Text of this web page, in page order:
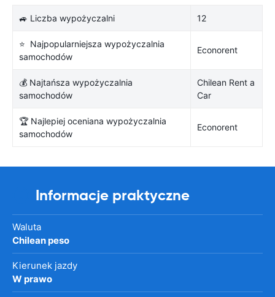
🚙 Liczba wypożyczalni 12
⭐ Najpopularniejsza wypożyczalnia
samochodów
Econorent
💰 Najtańsza wypożyczalnia
samochodów
Chilean Rent a
Car
🏆 Najlepiej oceniana wypożyczalnia
samochodów
Econorent
Informacje praktyczne
Waluta
Chilean peso
Kierunek jazdy
W prawo